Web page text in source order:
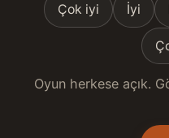
Çok iyi İyi
Oyun herkese açık.